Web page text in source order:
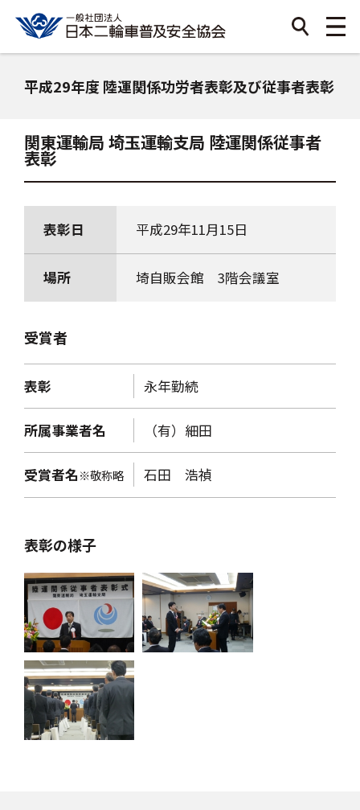
平成29年度 陸運関係功労者表彰及び従事者表彰
関東運輸局 埼玉運輸支局 陸運関係従事者
表彰
表彰日 平成29年11月15日
場所 埼自販会館 3階会議室
受賞者
表彰 永年勤続
所属事業者名 （有）細田
受賞者名※敬称略 石田 浩禎
表彰の様子